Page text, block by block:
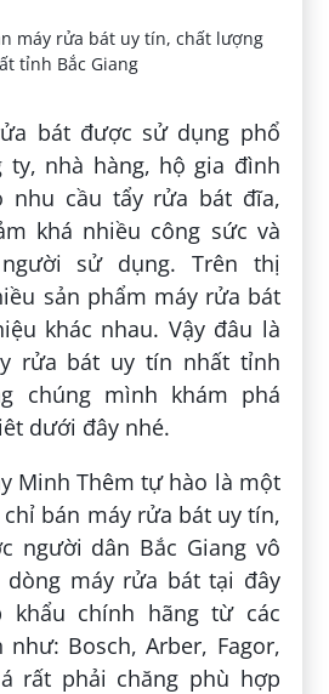
bát được sử dụng phổ
ty, nhà hàng, hộ gia đình
nhu cầu tẩy rửa bát đĩa,
khá nhiều công sức và
sử dụng. Trên thị
sản phẩm máy rửa bát
khác nhau. Vậy đâu là
rửa bát uy tín nhất tỉnh
chúng mình khám phá
dưới đây nhé.
Minh Thêm tự hào là một
bán máy rửa bát uy tín,
người dân Bắc Giang vô
dòng máy rửa bát tại đây
khẩu chính hãng từ các
Bosch, Arber, Fagor,
rất phải chăng phù hợp